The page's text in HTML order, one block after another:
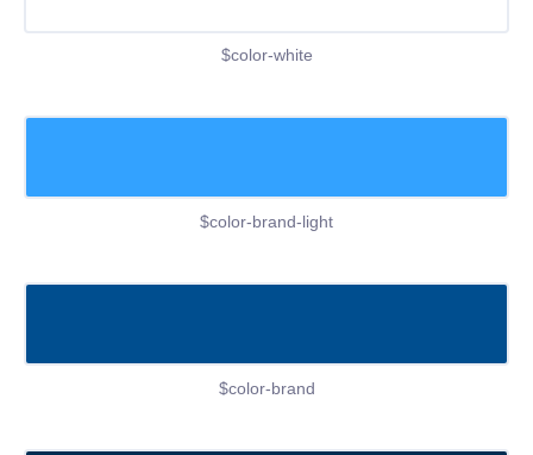
$color-white
$color-brand-light
$color-brand